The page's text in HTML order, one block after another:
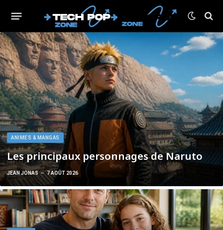
ANIMES & MANGAS
Les principaux personnages de Naruto
JEAN JONAS 7 AOÛT 2026